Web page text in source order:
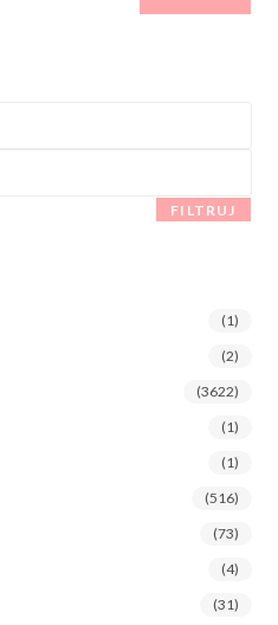
FILTRUJ
(1)
(2)
(3622)
(1)
(1)
(516)
(73)
(4)
(31)